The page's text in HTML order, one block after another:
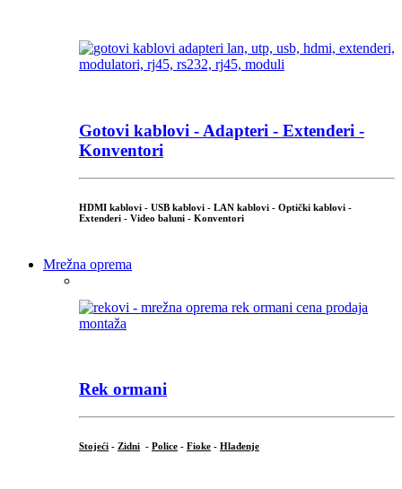
Gotovi kablovi - Adapteri - Extenderi -
Konventori
HDMI kablovi - USB kablovi - LAN kablovi - Optički kablovi -
Extenderi - Video baluni - Konventori
Mrežna oprema
Rek ormani
Stojeći - Zidni - Police - Fioke - Hlađenje